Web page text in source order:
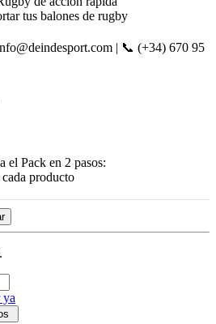
tus balones de rugby
| 📞 (+34) 670 95
el Pack en 2 pasos:
producto
ya